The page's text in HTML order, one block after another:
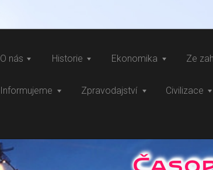
O nás Historie Ekonomika Ze
Informujeme Zpravodajství Civilizace